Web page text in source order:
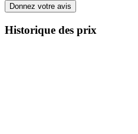
Donnez votre avis
Historique des prix